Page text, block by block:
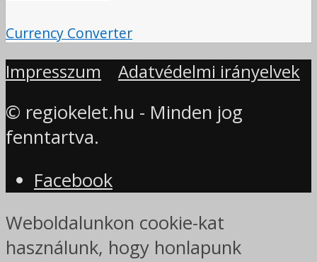
Currency Converter
Impresszum Adatvédelmi irányelvek
© regiokelet.hu - Minden jog
fenntartva.
Facebook
Weboldalunkon cookie-kat
használunk, hogy honlapunk